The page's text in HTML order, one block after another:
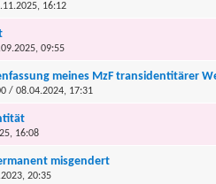
16:12
09:55
meines MzF transidentitärer
/ 08.04.2024, 17:31
16:08
misgendert
20:35